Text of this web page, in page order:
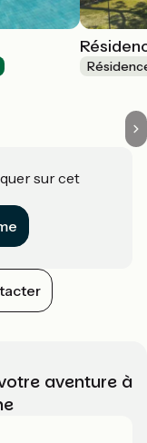
sur cet
aventure à